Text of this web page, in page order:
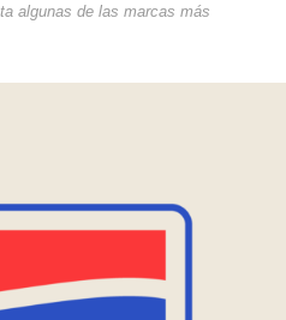
algunas de las marcas más